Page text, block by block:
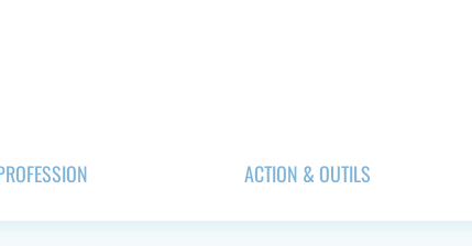
ACTION & OUTILS